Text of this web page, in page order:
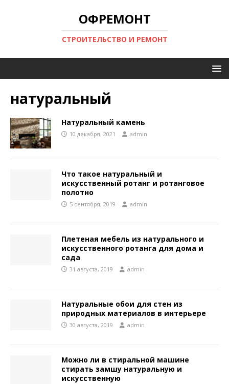
ОФРЕМОНТ
СТРОИТЕЛЬСТВО И РЕМОНТ
натуральный
Натуральный камень
10 декабря, 2021 admin
Что такое натуральный и
искусственный ротанг и ротанговое
полотно
5 сентября, 2019 admin
Плетеная мебель из натурального и
искусственного ротанга для дома и
сада
31 августа, 2019 admin
Натуральные обои для стен из
природных материалов в интерьере
30 августа, 2019 admin
Можно ли в стиральной машине
стирать замшу натуральную и
искусственную